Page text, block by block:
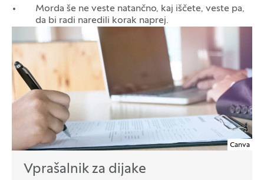
Morda še ne veste natančno, kaj iščete, veste pa,
da bi radi naredili korak naprej.
Canva
Vprašalnik za dijake